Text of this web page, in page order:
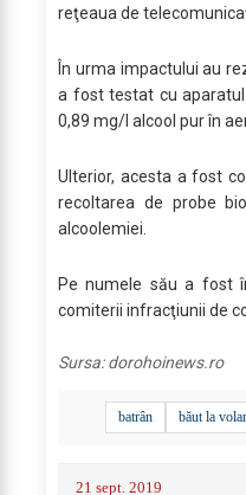
reţeaua de
În urma impactului au
a fost testat cu
0,89 mg/l alcool pur în
Ulterior, acesta a fost
recoltarea de probe
alcoolemiei.
Pe numele său a fost
comiterii infracţiunii de
Sursa:dorohoinews.ro
batrân băut la
21 sept. 2019